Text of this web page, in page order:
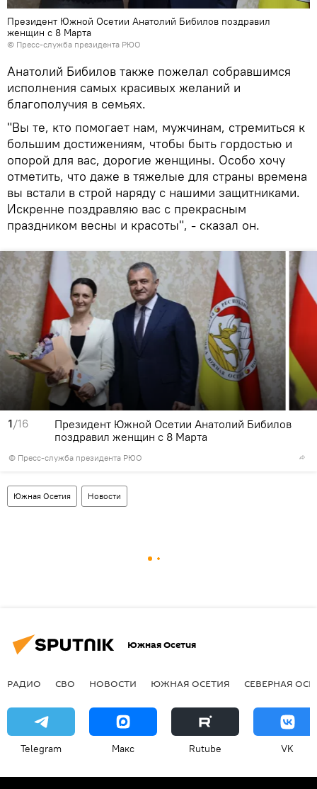
Президент Южной Осетии Анатолий Бибилов поздравил
женщин с 8 Марта
© Пресс-служба президента РЮО
Анатолий Бибилов также пожелал собравшимся
исполнения самых красивых желаний и
благополучия в семьях.
"Вы те, кто помогает нам, мужчинам, стремиться к
большим достижениям, чтобы быть гордостью и
опорой для вас, дорогие женщины. Особо хочу
отметить, что даже в тяжелые для страны времена
вы встали в строй наряду с нашими защитниками.
Искренне поздравляю вас с прекрасным
праздником весны и красоты", - сказал он.
1/16
© Пресс-служба президента РЮО
Президент Южной Осетии Анатолий Бибилов
поздравил женщин с 8 Марта
Южная Осетия Новости
Южная Осетия
РАДИО СВО НОВОСТИ ЮЖНАЯ ОСЕТИЯ СЕВЕРНАЯ
Telegram Макс Rutube VK